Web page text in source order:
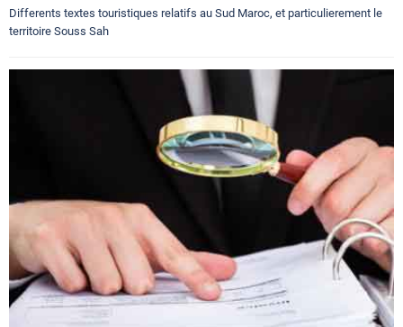
Differents textes touristiques relatifs au Sud Maroc, et particulierement le
territoire Souss Sah